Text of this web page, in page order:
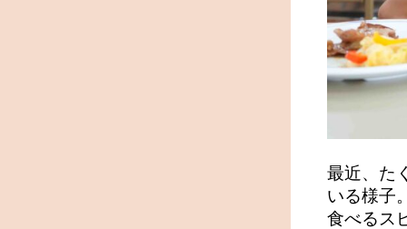
最近、た
いる様子
食べるス